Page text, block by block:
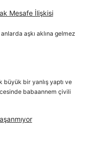
Mesafe İlişkisi
aşkı aklına gelmez
bir yanlış yaptı ve
babaannem çivili